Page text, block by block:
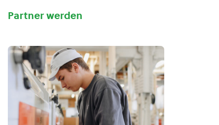
Partner werden